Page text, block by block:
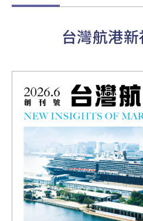
台灣航港